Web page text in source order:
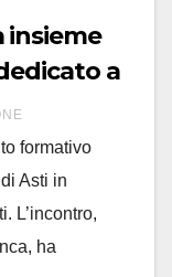
insieme
a
formativo
Asti in
L’incontro,
ha